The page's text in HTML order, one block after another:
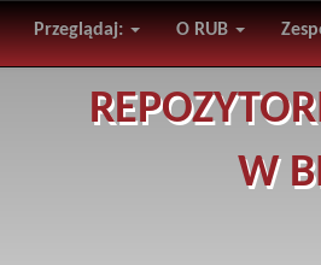
Przeglądaj: O RUB
W